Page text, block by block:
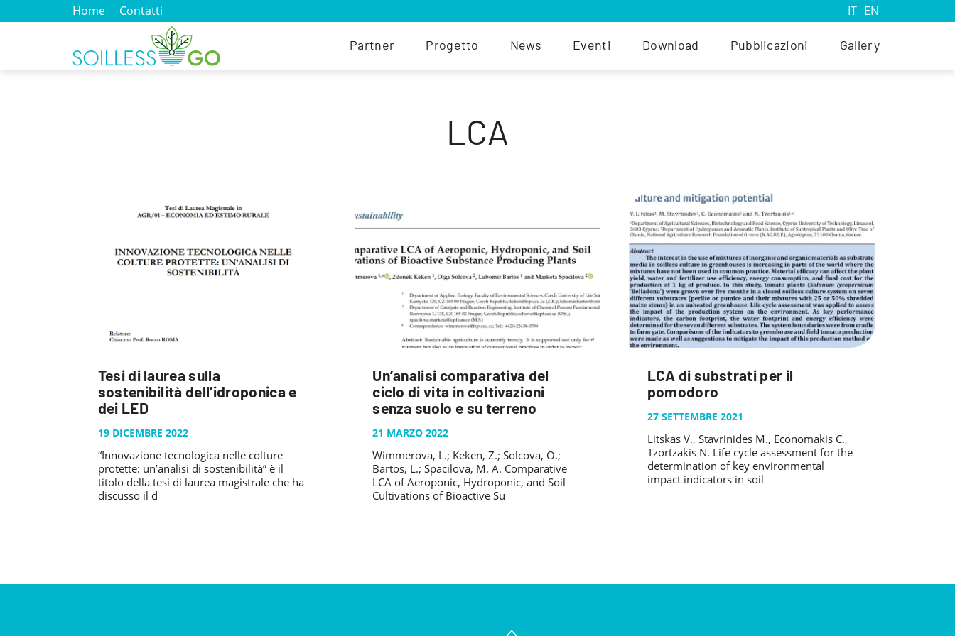
Home Contatti IT EN
Partner Progetto News Eventi Download Pubblicazioni Gallery
LCA
Tesi di laurea sulla
sostenibilità dell’idroponica e
dei LED
19 DICEMBRE 2022
“Innovazione tecnologica nelle colture
protette: un’analisi di sostenibilità” è il
titolo della tesi di laurea magistrale che ha
discusso il d
Un’analisi comparativa del
ciclo di vita in coltivazioni
senza suolo e su terreno
21 MARZO 2022
Wimmerova, L.; Keken, Z.; Solcova, O.;
Bartos, L.; Spacilova, M. A. Comparative
LCA of Aeroponic, Hydroponic, and Soil
Cultivations of Bioactive Su
LCA di substrati per il
pomodoro
27 SETTEMBRE 2021
Litskas V., Stavrinides M., Economakis C.,
Tzortzakis N. Life cycle assessment for the
determination of key environmental
impact indicators in soil